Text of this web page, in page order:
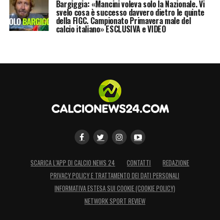
questa fase della carriera di Ronaldo rischia
di essere ricordata più perl’ossessione
LA PLAYLIST DELLE NOSTRE TOP NEWS
Bargiggia: «Mancini voleva solo la Nazionale. Vi
svelo cosa è successo davvero dietro le quinte
della FIGC. Campionato Primavera male del
calcio italiano» ESCLUSIVA e VIDEO
SCARICA L’APP DI CALCIO NEWS 24 CONTATTI
REDAZIONE
PRIVACY POLICY E TRATTAMENTO DEI DATI PERSONALI
INFORMATIVA ESTESA SUI COOKIE (COOKIE POLICY)
NETWORK SPORT REVIEW